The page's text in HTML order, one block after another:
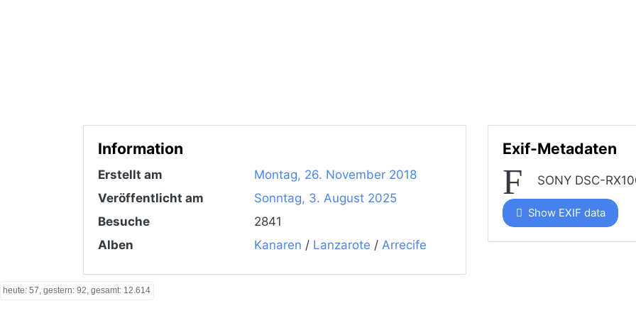
Information
Erstellt am
Montag, 26. November 2018
Veröffentlicht am
Sonntag, 3. August 2025
Besuche
2841
Alben
Kanaren / Lanzarote / Arrecife
Exif-Metadaten
SONY DSC-
Show EXIF data
heute: 57, gestern: 92, gesamt: 12.614